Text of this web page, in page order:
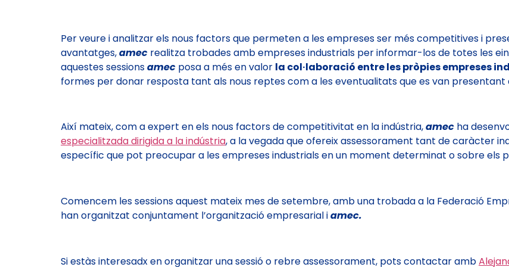
Per veure i analitzar els nous factors que permeten a les empreses ser més competitives i
avantatges,amec realitza trobades amb empreses industrials per informar-los de totes les
aquestes sessionsamec posa a més en valor la col·laboració entre les pròpies empreses
formes per donar resposta tant als nous reptes com a les eventualitats que es van
Així mateix, com a expert en els nous factors de competitivitat en la indústria,amec ha
especialitzada dirigida a la indústria, a la vegada que ofereix assessorament tant de caràcter
específic que pot preocupar a les empreses industrials en un moment determinat o sobre els
Comencem les sessions aquest mateix mes de setembre, amb una trobada a la Federació
han organitzat conjuntament l’organització empresarial iamec.
Si estàs interesadx en organitzar una sessió o rebre assessorament, pots contactar amb